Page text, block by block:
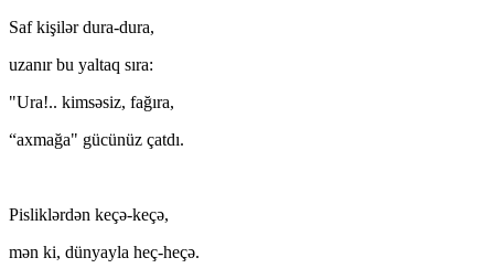
Saf kişilər dura-dura,
uzanır bu yaltaq sıra:
"Ura!.. kimsəsiz, fağıra,
“axmağa" gücünüz çatdı.
Pisliklərdən keçə-keçə,
mən ki, dünyayla heç-heçə.